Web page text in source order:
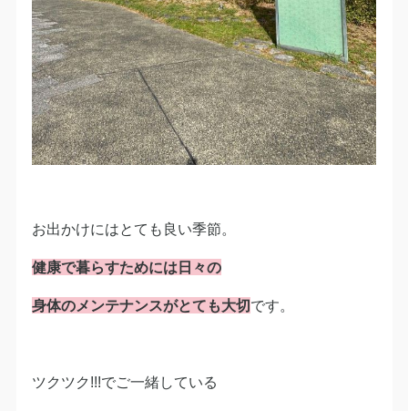
お出かけにはとても良い季節。
健康で暮らすためには日々の
身体のメンテナンスがとても大切です。
ツクツク!!!でご一緒している